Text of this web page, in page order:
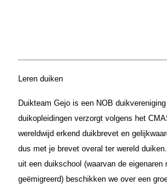
Leren duiken
Duikteam Gejois een NOB duikvereniging
duikopleidingen verzorgt volgens het
wereldwijd erkend duikbrevet en
dus met je brevet overal ter wereld
uit een duikschool (waarvan de eigenaren
geëmigreerd) beschikken we over een